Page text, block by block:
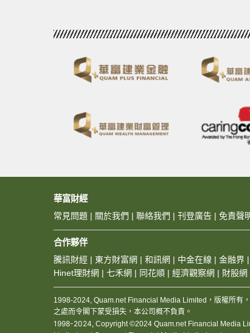
華富財經
常見問題 | 關於我們 | 聯絡我們 | 刊登廣告 | 免責聲
合作夥伴
騰訊財經 | 東方財富網 | 和訊網 | 中金在線 | 金融界 |
Hinet理財網 | 七禾網 | 同花順 | 經濟觀察網 | 財股網
1998-2024, Quam.net Financial Media Limited，版權所有
之處而令閣下蒙受損失，本公司概不負責。
1998-2024, Copyright ©2024 Quam.net Financial Media